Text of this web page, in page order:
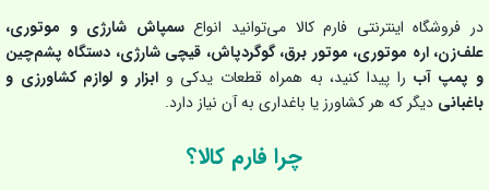
در فروشگاه اینترنتی فارم کالا می‌توانید انواعسمپاش شارژی و موتوری،
علف‌زن، اره موتوری، موتور برق، گوگردپاش، قیچی شارژی، دستگاه پشم‌چین
و پمپ آب را پیدا کنید، به همراه قطعات یدکی وابزار و لوازم کشاورزی و
باغبانی دیگر که هر کشاورز یا باغداری به آن نیاز دارد.
چرا فارم کالا؟